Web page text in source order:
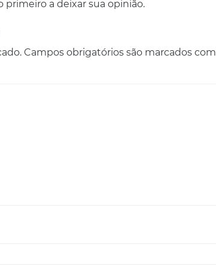
primeiro a deixar sua opinião.
Campos obrigatórios são marcados com